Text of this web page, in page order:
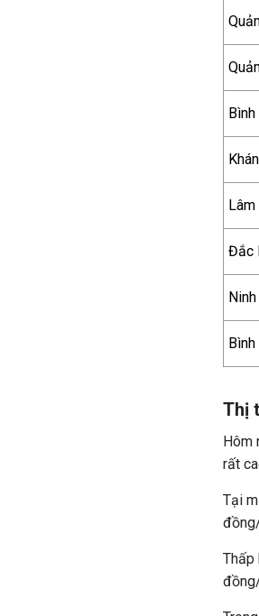
Đắc
Bình
Thị
Hôm
rất
Tại
Thấp